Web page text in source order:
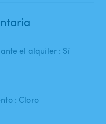
el alquiler : Sí
: Cloro